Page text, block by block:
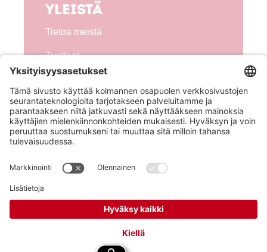
Yleistä
Tietoa meistä
Tuotteet
Seuraa meitä!
Hero Global
Copyright © Hero 2026